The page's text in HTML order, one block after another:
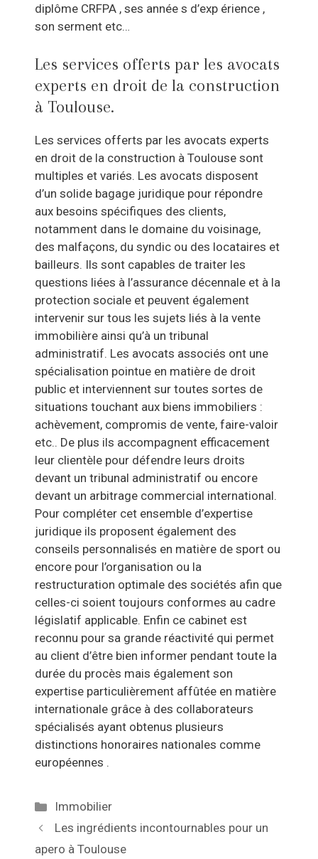
diplôme CRFPA , ses année s d’exp érience ,
son serment etc…
Les services offerts par les avocats
experts en droit de la construction
à Toulouse.
Les services offerts par les avocats experts
en droit de la construction à Toulouse sont
multiples et variés. Les avocats disposent
d’un solide bagage juridique pour répondre
aux besoins spécifiques des clients,
notamment dans le domaine du voisinage,
des malfaçons, du syndic ou des locataires et
bailleurs. Ils sont capables de traiter les
questions liées à l’assurance décennale et à la
protection sociale et peuvent également
intervenir sur tous les sujets liés à la vente
immobilière ainsi qu’à un tribunal
administratif. Les avocats associés ont une
spécialisation pointue en matière de droit
public et interviennent sur toutes sortes de
situations touchant aux biens immobiliers :
achèvement, compromis de vente, faire-valoir
etc.. De plus ils accompagnent efficacement
leur clientèle pour défendre leurs droits
devant un tribunal administratif ou encore
devant un arbitrage commercial international.
Pour compléter cet ensemble d’expertise
juridique ils proposent également des
conseils personnalisés en matière de sport ou
encore pour l’organisation ou la
restructuration optimale des sociétés afin que
celles-ci soient toujours conformes au cadre
législatif applicable. Enfin ce cabinet est
reconnu pour sa grande réactivité qui permet
au client d’être bien informer pendant toute la
durée du procès mais également son
expertise particulièrement affûtée en matière
internationale grâce à des collaborateurs
spécialisés ayant obtenus plusieurs
distinctions honoraires nationales comme
européennes .
Catégories
Immobilier
Navigation
Les ingrédients incontournables pour un
apero à Toulouse